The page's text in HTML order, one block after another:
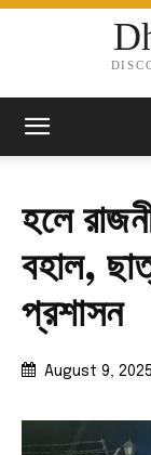
হলে
বহাল,
প্রশাসন
August 9, 2025